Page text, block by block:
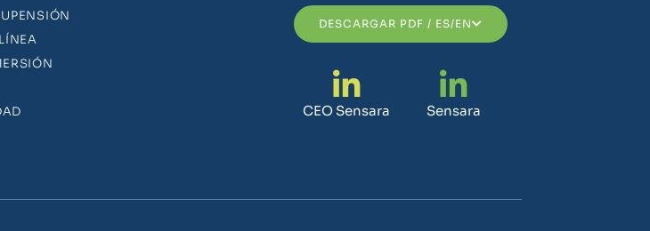
DESCARGAR PDF / ES/EN
CEO Sensara Sensara